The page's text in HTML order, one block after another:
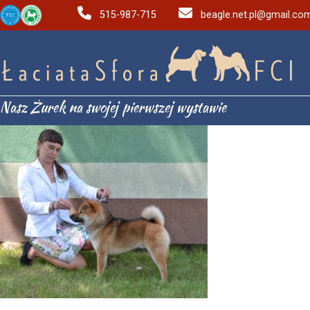
515-987-715
Nasz Żurek na swojej pierwszej wystawie